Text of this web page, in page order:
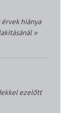
hiánya
»
ezelőtt